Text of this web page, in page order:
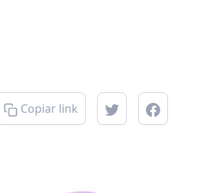
Copiar link